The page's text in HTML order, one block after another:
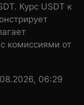
Курс USDT к
комиссиями от
06:29